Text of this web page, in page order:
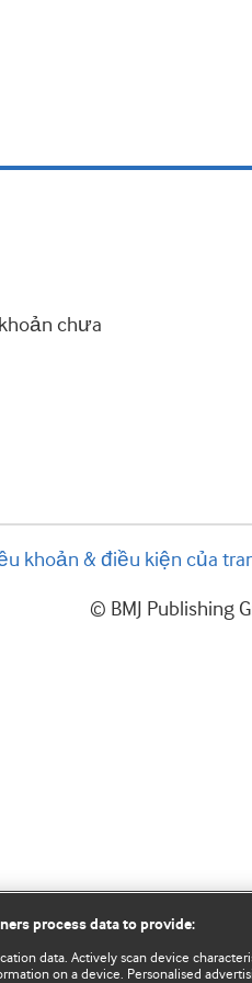
chưa
khoản & điều kiện của
© BMJ Publishing
process data to provide:
data. Actively scan device
on a device. Personalised